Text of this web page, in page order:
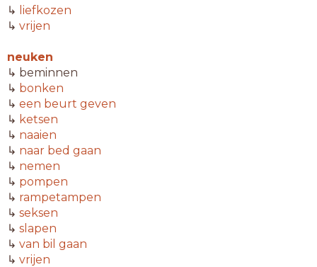
↳ liefkozen
↳ vrijen
neuken
↳ beminnen
↳ bonken
↳ een beurt geven
↳ ketsen
↳ naaien
↳ naar bed gaan
↳ nemen
↳ pompen
↳ rampetampen
↳ seksen
↳ slapen
↳ van bil gaan
↳ vrijen